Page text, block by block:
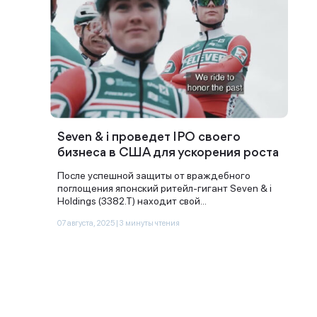
Seven & i проведет IPO своего
бизнеса в США для ускорения роста
После успешной защиты от враждебного
поглощения японский ритейл-гигант Seven & i
Holdings (3382.T) находит свой...
07 августа, 2025 | 3 минуты чтения